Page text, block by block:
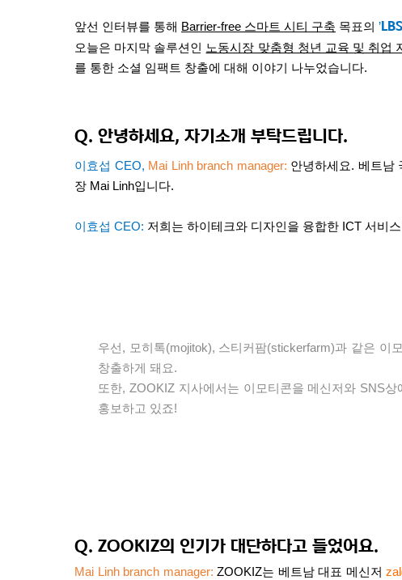
앞선 인터뷰를 통해 Barrier-free 스마트 시티 구축 목표의 ’
오늘은 마지막 솔루션인 노동시장 맞춤형 청년 교육 및 취업
를 통한 소셜 임팩트 창출에 대해 이야기 나누었습니다.
Q. 안녕하세요, 자기소개 부탁드립니다.
이효섭 CEO, Mai Linh branch manager: 안녕하세요. 베트남
장 Mai Linh입니다.
이효섭 CEO: 저희는 하이테크와 디자인을 융합한 ICT 서비
우선 , 모히톡(mojitok), 스티커팜(stickerfarm)과 같은 이
창출하게 돼요.
또한, ZOOKIZ 지사에서는 이모티콘을 메신저와 SNS상
홍보하고 있죠!
Q. ZOOKIZ의 인기가 대단하다고 들었어요.
Mai Linh branch manager: ZOOKIZ는 베트남 대표 메신저 z